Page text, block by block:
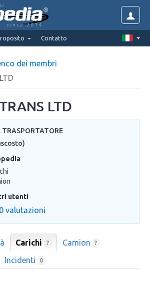
since 2014
Contatto
dei membri
LTD
TRASPORTATORE
utenti
0 valutazioni
Carichi ? Camion ?
Incidenti 0